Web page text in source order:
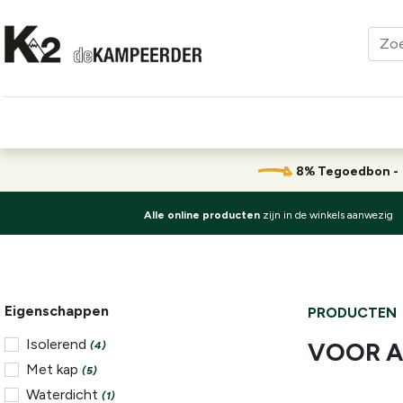
8% Tegoedbon -
Alle online producten zijn in de winkels aanwezig
Eigenschappen
Isolerend (4)
Met kap (5)
Waterdicht (1)
PRODUCTEN
VOOR